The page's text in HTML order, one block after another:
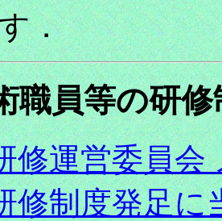
．
職員等の研
修運営委員会
修制度発足に